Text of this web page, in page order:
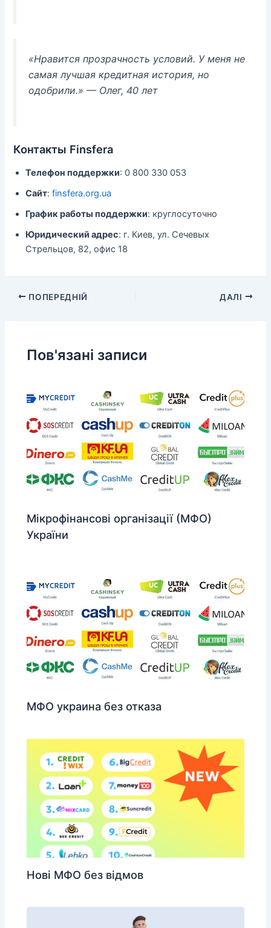
«Нравится прозрачность условий. У меня не
самая лучшая кредитная история, но
одобрили.» — Олег, 40 лет
Контакты Finsfera
Телефон поддержки: 0 800 330 053
Сайт:finsfera.org.ua
График работы поддержки: круглосуточно
Юридический адрес: г. Киев, ул. Сечевых
Стрельцов, 82, офис 18
ПОПЕРЕДНІЙ ДАЛІ
Пов'язані записи
Мікрофінансові організації (МФО)
України
МФО украина без отказа
Нові МФО без відмов